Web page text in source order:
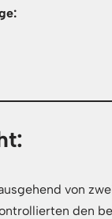
von
den